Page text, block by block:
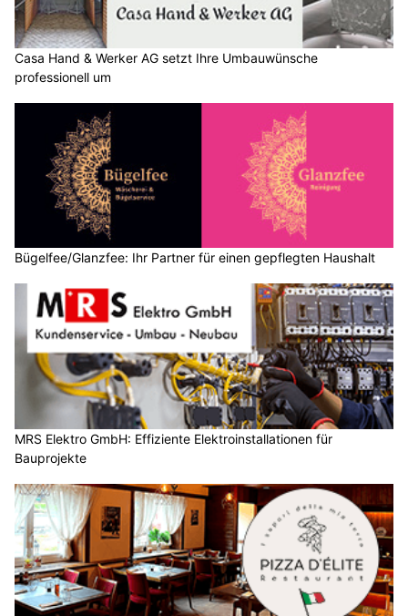
Casa Hand & Werker AG setzt Ihre Umbauwünsche
professionell um
Bügelfee/Glanzfee: Ihr Partner für einen gepflegten Haushalt
MRS Elektro GmbH: Effiziente Elektroinstallationen für
Bauprojekte